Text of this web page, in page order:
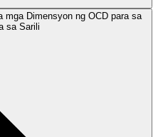
mga Dimensyon ng OCD para sa
sa Sarili